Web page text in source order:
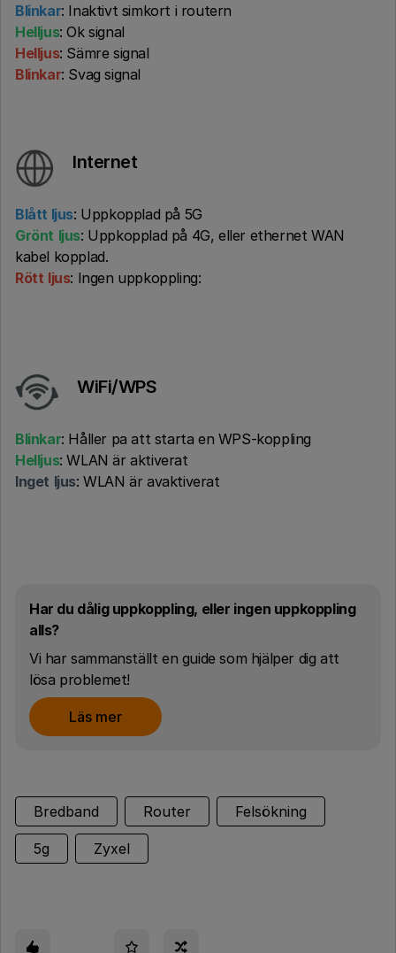
Blinkar: Inaktivt simkort i routern
Helljus: Ok signal
Helljus: Sämre signal
Blinkar: Svag signal
Internet
Blått ljus: Uppkopplad på 5G
Grönt ljus: Uppkopplad på 4G, eller ethernet WAN
kabel kopplad.
Rött ljus: Ingen uppkoppling:
WiFi/WPS
Blinkar: Håller pa att starta en WPS-koppling
Helljus: WLAN är aktiverat
Inget ljus: WLAN är avaktiverat
Har du dålig uppkoppling, eller ingen uppkoppling
alls?
Vi har sammanställt en guide som hjälper dig att
lösa problemet!
Läs mer
Bredband Router Felsökning
5g Zyxel